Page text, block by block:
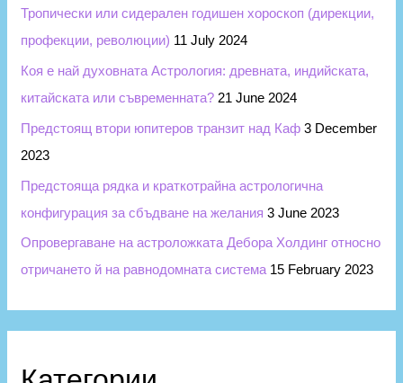
Тропически или сидерален годишен хороскоп (дирекции,
профекции, революции) 11 July 2024
Коя е най духовната Астрология: древната, индийската,
китайската или съвременната? 21 June 2024
Предстоящ втори юпитеров транзит над Каф 3 December
2023
Предстояща рядка и краткотрайна астрологична
конфигурация за сбъдване на желания 3 June 2023
Опровергаване на астроложката Дебора Холдинг относно
отричането й на равнодомната система 15 February 2023